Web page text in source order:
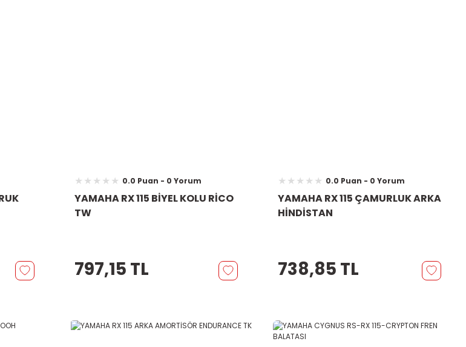
0.0 Puan - 0 Yorum
YAMAHA RX 115 BİYEL KOLU RİCO
TW
797,15 TL
0.0 Puan - 0 Yorum
YAMAHA RX 115 ÇAMURLUK ARKA
HİNDİSTAN
738,85 TL